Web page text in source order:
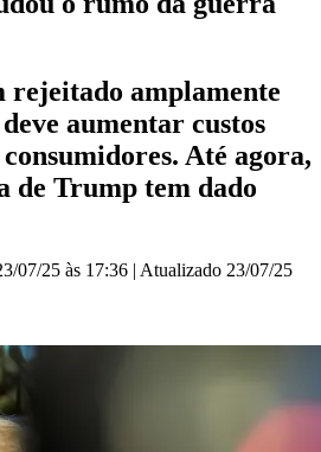
rejeitado amplamente
aumentar custos
Até agora,
de Trump tem dado
07/25 às 17:36 | Atualizado 23/07/25